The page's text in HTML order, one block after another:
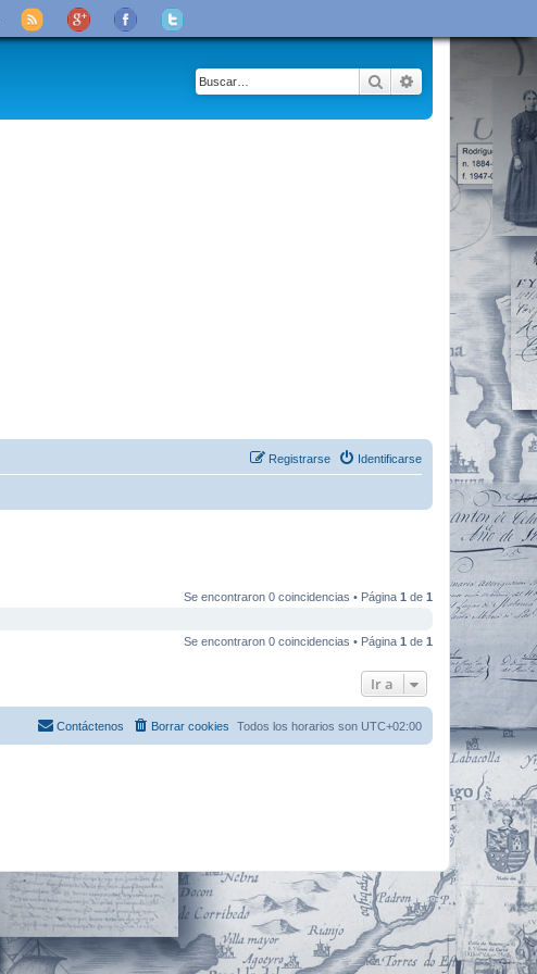
Buscar Búsqueda
Identificarse
Registrarse
Se encontraron 0 coincidencias • Página 1 de 1
Se encontraron 0 coincidencias • Página 1 de 1
Ir a
Todos los horarios son UTC+02:00
Borrar cookies
Contáctenos